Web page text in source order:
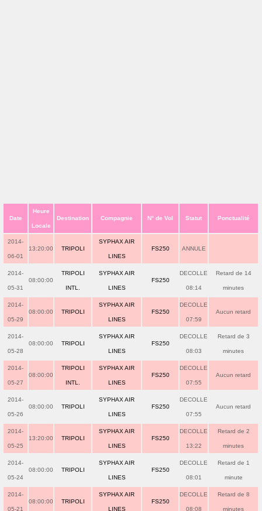
Date
Heure
Locale
Destination Compagnie N° de Vol Statut Ponctualité
2014-
06-01
13:20:00 TRIPOLI
SYPHAX AIR
LINES
FS250 ANNULE
2014-
05-31
08:00:00
TRIPOLI
INTL.
SYPHAX AIR
LINES
FS250
DECOLLE
08:14
Retard de 14
minutes
2014-
05-29
08:00:00 TRIPOLI
SYPHAX AIR
LINES
FS250
DECOLLE
07:59
Aucun retard
2014-
05-28
08:00:00 TRIPOLI
SYPHAX AIR
LINES
FS250
DECOLLE
08:03
Retard de 3
minutes
2014-
05-27
08:00:00
TRIPOLI
INTL.
SYPHAX AIR
LINES
FS250
DECOLLE
07:55
Aucun retard
2014-
05-26
08:00:00 TRIPOLI
SYPHAX AIR
LINES
FS250
DECOLLE
07:55
Aucun retard
2014-
05-25
13:20:00 TRIPOLI
SYPHAX AIR
LINES
FS250
DECOLLE
13:22
Retard de 2
minutes
2014-
05-24
08:00:00 TRIPOLI
SYPHAX AIR
LINES
FS250
DECOLLE
08:01
Retard de 1
minute
2014-
05-21
08:00:00 TRIPOLI
SYPHAX AIR
LINES
FS250
DECOLLE
08:08
Retard de 8
minutes